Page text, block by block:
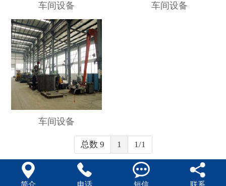
车间设备 车间设备
车间设备
总数 9 1 1/1
   